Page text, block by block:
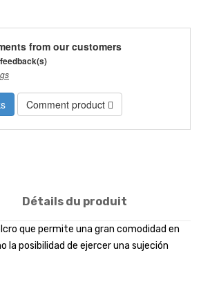
from our customers
Comment product
Détails du produit
que permite una gran comodidad en
la posibilidad de ejercer una sujeción